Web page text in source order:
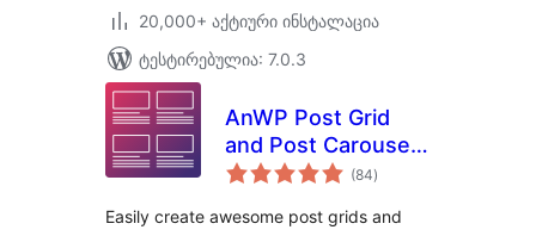
20,000+ აქტიური ინსტალაცია
ტესტირებულია: 7.0.3
AnWP Post Grid
and Post Carousel
Slider for
(84საერთო
რეიტინგი
)
Easily create awesome post grids and